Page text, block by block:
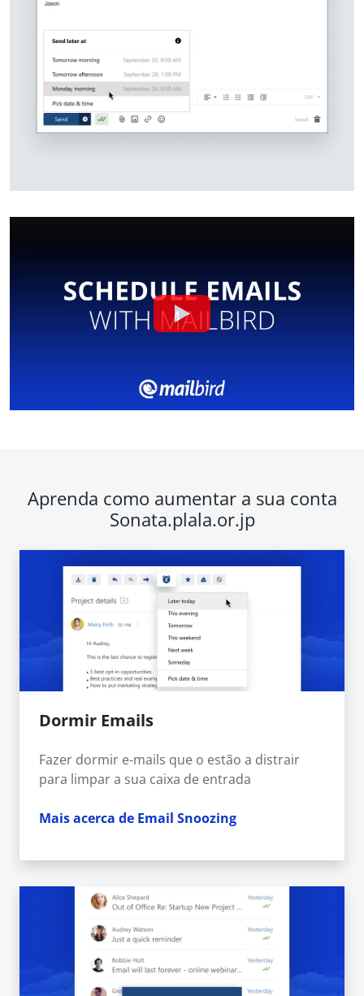
Aprenda como aumentar a sua conta
Sonata.plala.or.jp
Dormir Emails
Fazer dormir e-mails que o estão a distrair
para limpar a sua caixa de entrada
Mais acerca de Email Snoozing